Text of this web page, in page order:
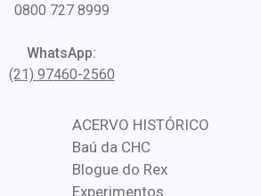
0800 727 8999
WhatsApp:
(21) 97460-2560
ACERVO HISTÓRICO
Baú da CHC
Blogue do Rex
Experimentos